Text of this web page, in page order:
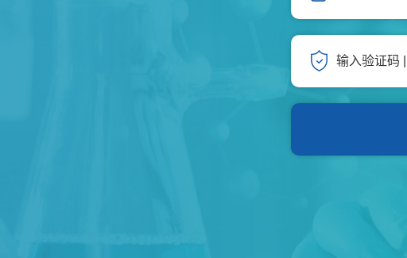
输入验证码 |